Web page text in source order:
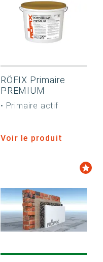
RÖFIX Primaire
PREMIUM
• Primaire actif
Voir le produit